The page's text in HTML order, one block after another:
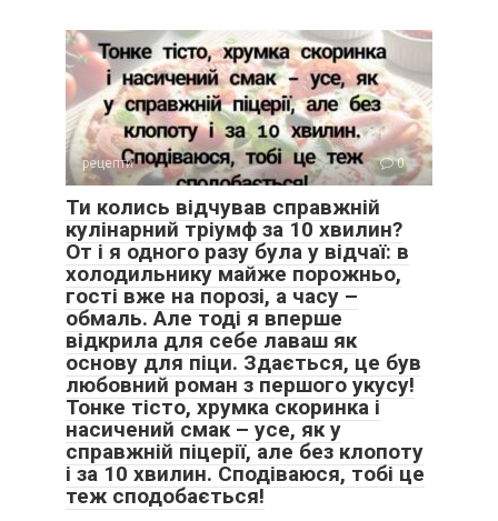
рецепти 0
Ти колись відчував справжній
кулінарний тріумф за 10 хвилин?
От і я одного разу була у відчаї: в
холодильнику майже порожньо,
гості вже на порозі, а часу –
обмаль. Але тоді я вперше
відкрила для себе лаваш як
основу для піци. Здається, це був
любовний роман з першого укусу!
Тонке тісто, хрумка скоринка і
насичений смак – усе, як у
справжній піцерії, але без клопоту
і за 10 хвилин. Сподіваюся, тобі це
теж сподобається!